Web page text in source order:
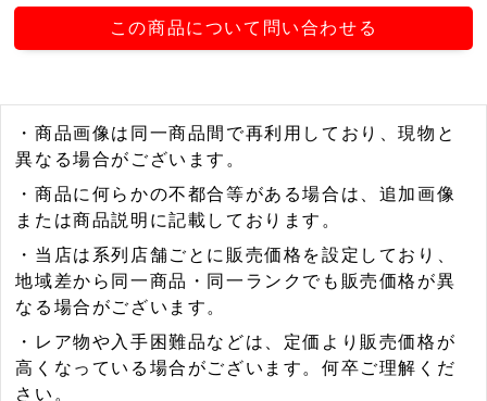
この商品について問い合わせる
・商品画像は同一商品間で再利用しており、現物と
異なる場合がございます。
・商品に何らかの不都合等がある場合は、追加画像
または商品説明に記載しております。
・当店は系列店舗ごとに販売価格を設定しており、
地域差から同一商品・同一ランクでも販売価格が異
なる場合がございます。
・レア物や入手困難品などは、定価より販売価格が
高くなっている場合がございます。何卒ご理解くだ
さい。